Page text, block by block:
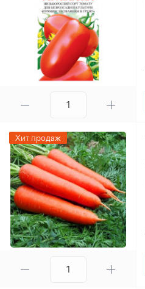
Хит продаж